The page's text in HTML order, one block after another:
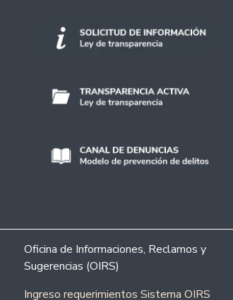
Oficina de Informaciones, Reclamos y
Sugerencias (OIRS)
Ingreso requerimientos Sistema OIRS